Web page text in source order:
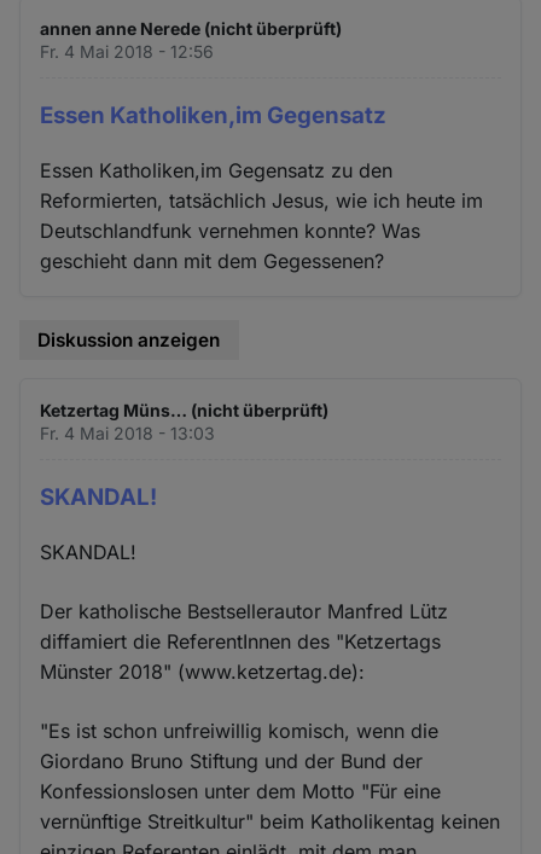
annen anne Nerede (nicht überprüft)
Fr. 4 Mai 2018 - 12:56
Essen Katholiken,im Gegensatz
Essen Katholiken,im Gegensatz zu den
Reformierten, tatsächlich Jesus, wie ich heute im
Deutschlandfunk vernehmen konnte? Was
geschieht dann mit dem Gegessenen?
Diskussion anzeigen
Ketzertag Müns… (nicht überprüft)
Fr. 4 Mai 2018 - 13:03
SKANDAL!
SKANDAL!
Der katholische Bestsellerautor Manfred Lütz
diffamiert die ReferentInnen des "Ketzertags
Münster 2018" (www.ketzertag.de):
"Es ist schon unfreiwillig komisch, wenn die
Giordano Bruno Stiftung und der Bund der
Konfessionslosen unter dem Motto "Für eine
vernünftige Streitkultur" beim Katholikentag keinen
und
Cookies